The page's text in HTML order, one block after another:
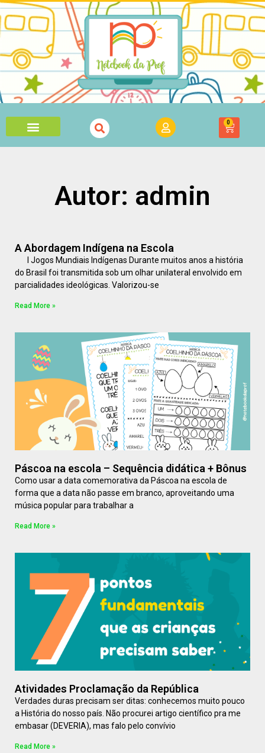
0
Autor: admin
A Abordagem Indígena na Escola
I Jogos Mundiais Indígenas Durante muitos anos a história
do Brasil foi transmitida sob um olhar unilateral envolvido em
parcialidades ideológicas. Valorizou-se
Read More »
Páscoa na escola – Sequência didática + Bônus
Como usar a data comemorativa da Páscoa na escola de
forma que a data não passe em branco, aproveitando uma
música popular para trabalhar a
Read More »
Atividades Proclamação da República
Verdades duras precisam ser ditas: conhecemos muito pouco
a História do nosso país. Não procurei artigo científico pra me
embasar (DEVERIA), mas falo pelo convívio
Read More »